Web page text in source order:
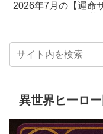
2026年7月の【運命
異世界ヒーロ